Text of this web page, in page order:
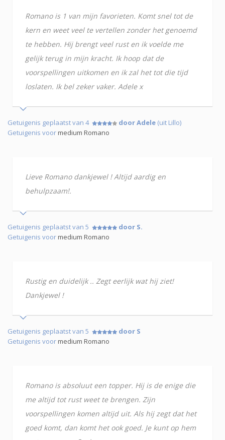
Romano is 1 van mijn favorieten. Komt snel tot de
kern en weet veel te vertellen zonder het genoemd
te hebben. Hij brengt veel rust en ik voelde me
gelijk terug in mijn kracht. Ik hoop dat de
voorspellingen uitkomen en ik zal het tot die tijd
loslaten. Ik bel zeker vaker. Adele x
Getuigenis geplaatst van 4 door Adele (uit Lillo)
Getuigenis voormedium Romano
Lieve Romano dankjewel ! Altijd aardig en
behulpzaam!.
Getuigenis geplaatst van 5
door S.
Getuigenis voormedium Romano
Rustig en duidelijk .. Zegt eerlijk wat hij ziet!
Dankjewel !
Getuigenis geplaatst van 5
door S
Getuigenis voormedium Romano
Romano is absoluut een topper. Hij is de enige die
me altijd tot rust weet te brengen. Zijn
voorspellingen komen altijd uit. Als hij zegt dat het
goed komt, dan komt het ook goed. Je kunt op hem